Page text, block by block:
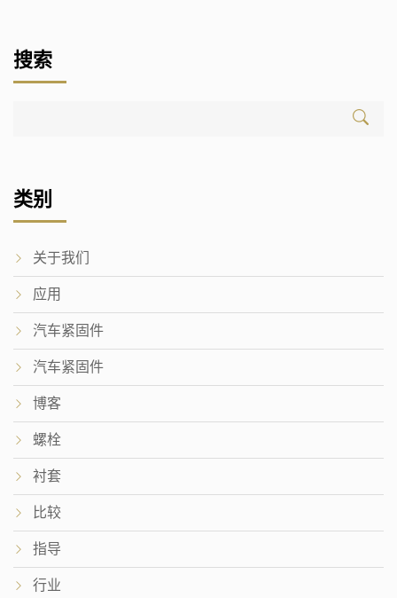
搜索
类别
关于我们
应用
汽车紧固件
汽车紧固件
博客
螺栓
衬套
比较
指导
行业